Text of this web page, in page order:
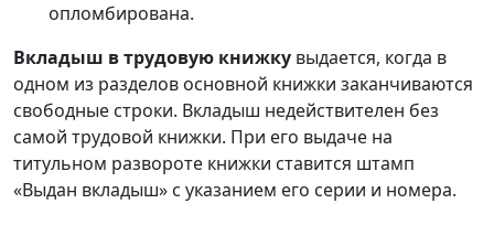
опломбирована.
Вкладыш в трудовую книжку выдается, когда в
одном из разделов основной книжки заканчиваются
свободные строки. Вкладыш недействителен без
самой трудовой книжки. При его выдаче на
титульном развороте книжки ставится штамп
«Выдан вкладыш» с указанием его серии и номера.